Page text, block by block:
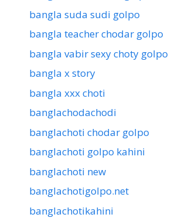
bangla suda sudi golpo
bangla teacher chodar golpo
bangla vabir sexy choty golpo
bangla x story
bangla xxx choti
banglachodachodi
banglachoti chodar golpo
banglachoti golpo kahini
banglachoti new
banglachotigolpo.net
banglachotikahini